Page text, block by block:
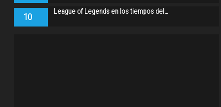
10 League of Legends en los tiempos del…